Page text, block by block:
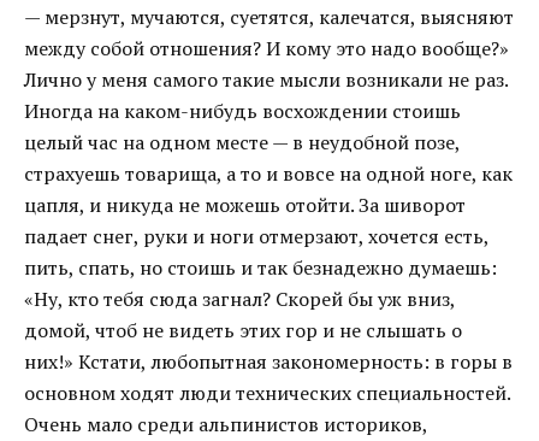
— мерзнут, мучаются, суетятся, калечатся, выясняют
между собой отношения? И кому это надо вообще?»
Лично у меня самого такие мысли возникали не раз.
Иногда на каком-нибудь восхождении стоишь
целый час на одном месте — в неудобной позе,
страхуешь товарища, а то и вовсе на одной ноге, как
цапля, и никуда не можешь отойти. За шиворот
падает снег, руки и ноги отмерзают, хочется есть,
пить, спать, но стоишь и так безнадежно думаешь:
«Ну, кто тебя сюда загнал? Скорей бы уж вниз,
домой, чтоб не видеть этих гор и не слышать о
них!» Кстати, любопытная закономерность: в горы в
основном ходят люди технических специальностей.
Очень мало среди альпинистов историков,